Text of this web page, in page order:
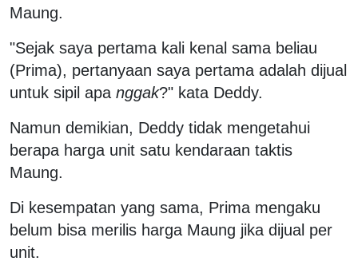
Maung.
"Sejak saya pertama kali kenal sama beliau
(Prima), pertanyaan saya pertama adalah dijual
untuk sipil apa nggak?" kata Deddy.
Namun demikian, Deddy tidak mengetahui
berapa harga unit satu kendaraan taktis
Maung.
Di kesempatan yang sama, Prima mengaku
belum bisa merilis harga Maung jika dijual per
unit.